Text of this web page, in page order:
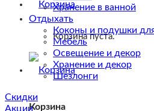
Корзина пуста.
Корзина
Хранение в ванной
Отдыхать
Коконы и подушки
Мебель
Освещение и декор
Хранение и декор
Шезлонги
Скидки
Акции